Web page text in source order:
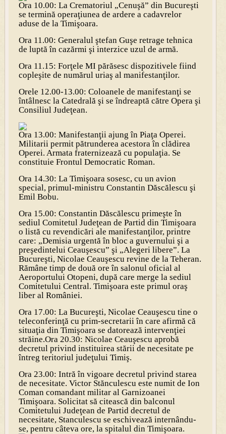
Ora 10.00: La Crematoriul „Cenuşă” din Bucureşti
se termină operaţiunea de ardere a cadavrelor
aduse de la Timişoara.
Ora 11.00: Generalul ştefan Guşe retrage tehnica
de luptă în cazărmi şi interzice uzul de armă.
Ora 11.15: Forţele MI părăsesc dispozitivele fiind
copleşite de numărul uriaş al manifestanţilor.
Orele 12.00-13.00: Coloanele de manifestanţi se
întâlnesc la Catedrală şi se îndreaptă către Opera şi
Consiliul Judeţean.
Ora 13.00: Manifestanţii ajung în Piaţa Operei.
Militarii permit pătrunderea acestora în clădirea
Operei. Armata fraternizează cu populaţia. Se
constituie Frontul Democratic Roman.
Ora 14.30: La Timişoara sosesc, cu un avion
special, primul-ministru Constantin Dăscălescu şi
Emil Bobu.
Ora 15.00: Constantin Dăscălescu primeşte în
sediul Comitetul Judeţean de Partid din Timişoara
o listă cu revendicări ale manifestanţilor, printre
care: „Demisia urgentă în bloc a guvernului şi a
preşedintelui Ceauşescu” şi „Alegeri libere”. La
Bucureşti, Nicolae Ceauşescu revine de la Teheran.
Rămâne timp de două ore în salonul oficial al
Aeroportului Otopeni, după care merge la sediul
Comitetului Central. Timişoara este primul oraş
liber al României.
Ora 17.00: La Bucureşti, Nicolae Ceauşescu tine o
teleconferinţă cu prim-secretarii în care afirmă că
situaţia din Timişoara se datorează intervenţiei
străine.Ora 20.30: Nicolae Ceauşescu aprobă
decretul privind instituirea stării de necesitate pe
întreg teritoriul judeţului Timiş.
Ora 23.00: Intră în vigoare decretul privind starea
de necesitate. Victor Stănculescu este numit de Ion
Coman comandant militar al Garnizoanei
Timişoara. Solicitat să citească din balconul
Comitetului Judeţean de Partid decretul de
necesitate, Stanculescu se eschivează internându-
se, pentru câteva ore, la spitalul din Timişoara.